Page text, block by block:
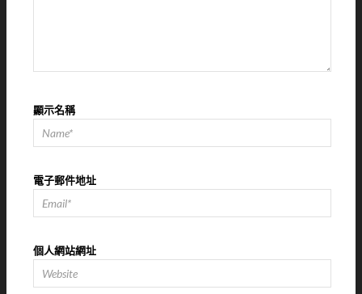
顯示名稱
電子郵件地址
個人網站網址